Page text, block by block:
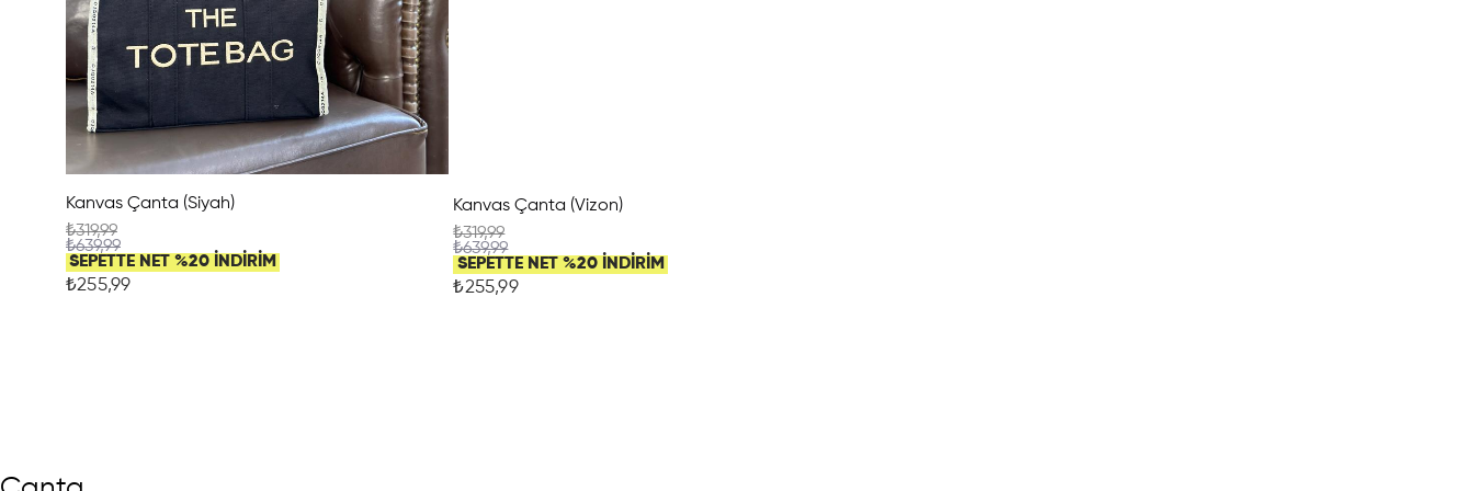
Kanvas Çanta (Siyah)
₺319,99
₺639,99
SEPETTE NET %20 İNDİRİM
₺255,99
Kanvas Çanta (Vizon)
₺319,99
₺639,99
SEPETTE NET %20 İNDİRİM
₺255,99